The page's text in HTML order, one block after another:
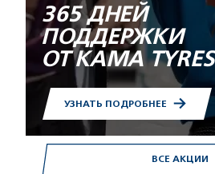
ВСЕ АКЦИИ
365 ДНЕЙ
ПОДДЕРЖКИ
ОТ KAMA TYRES
УЗНАТЬ ПОДРОБНЕЕ